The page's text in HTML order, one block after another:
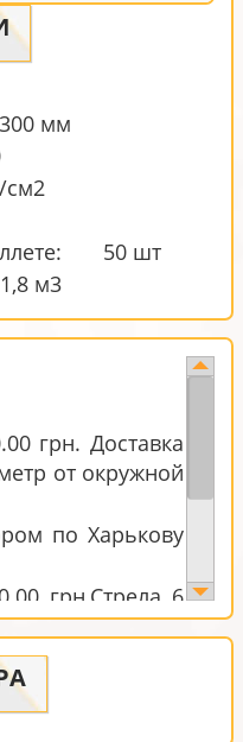
мм
см2
50 шт
1,8 м3
грн. Доставка
от окружной
по Харькову
грн.Стрела 6
за километр
грн.Стрела 8
за километр